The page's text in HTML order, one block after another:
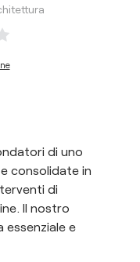
di uno
consolidate in
di
Il nostro
essenziale e